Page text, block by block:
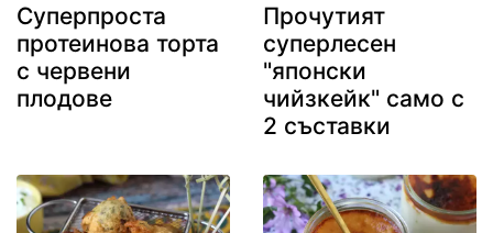
Суперпроста
протеинова торта
с червени
плодове
Прочутият
суперлесен
"японски
чийзкейк" само с
2 съставки